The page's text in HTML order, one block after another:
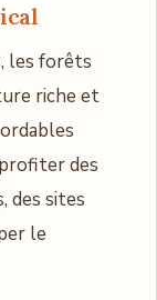
les forêts
riche et
des
des sites
le